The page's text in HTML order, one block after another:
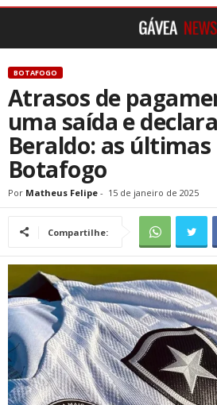
BOTAFOGO
Atrasos de
uma saída e
Beraldo: as
Botafogo
Por Matheus Felipe - 15 de janeiro de 2025
Compartilhe: